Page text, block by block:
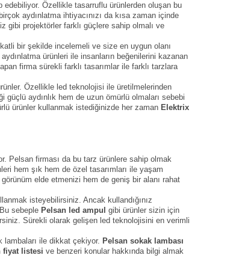
Özellikle tasarruflu ürünlerden oluşan bu
aydınlatma ihtiyacınızı da kısa zaman içinde
gibi projektörler farklı güçlere sahip olmalı ve
bir şekilde incelemeli ve size en uygun olanı
ürünleri ile insanların beğenilerini kazanan
firma sürekli farklı tasarımlar ile farklı tarzlara
Özellikle led teknolojisi ile üretilmelerinden
aydınlık hem de uzun ömürlü olmaları sebebi
ürünler kullanmak istediğinizde her zaman Elektrix
Pelsan firması da bu tarz ürünlere sahip olmak
hem şık hem de özel tasarımları ile yaşam
elde etmenizi hem de geniş bir alanı rahat
isteyebilirsiniz. Ancak kullandığınız
sebeple Pelsan led ampul gibi ürünler sizin için
Sürekli olarak gelişen led teknolojisini en verimli
lambaları ile dikkat çekiyor. Pelsan sokak lambası
fiyat listesi ve benzeri konular hakkında bilgi almak